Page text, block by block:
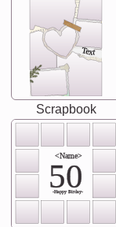
Text
Scrapbook
<Name>
50
-Happy Birday-